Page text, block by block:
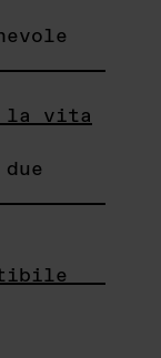
la vita
due